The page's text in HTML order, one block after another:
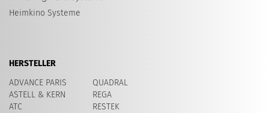
Heimkino Systeme
HERSTELLER
ADVANCE PARIS
ASTELL & KERN
ATC
QUADRAL
REGA
RESTEK